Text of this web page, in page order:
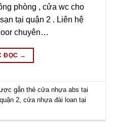
phòng , cửa wc cho
tại quận 2 . Liên hệ
chuyên…
ĐỌC →
gắn thẻcửa nhựa abs tại
2 ,cửa nhựa đài loan tại